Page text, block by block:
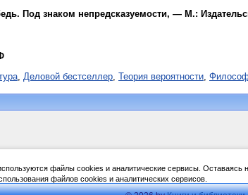
файлы cookies и аналитические сервисы. Оставаясь
файлов cookies и аналитических сервисов.
cookies and analytical services. By staying on the site, you accept
Под знаком непредсказуемости, — М.:
Деловой бестселлер Теория вероятности